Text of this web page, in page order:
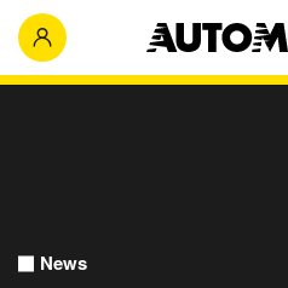
News